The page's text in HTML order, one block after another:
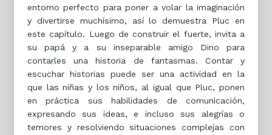
entorno perfecto para poner a volar la imaginación
y divertirse muchísimo, así lo demuestra Pluc en
este capítulo. Luego de construir el fuerte, invita a
su papá y a su inseparable amigo Dino para
contarles una historia de fantasmas. Contar y
escuchar historias puede ser una actividad en la
que las niñas y los niños, al igual que Pluc, ponen
en práctica sus habilidades de comunicación,
expresando sus ideas, e incluso sus alegrías o
temores y resolviendo situaciones complejas con